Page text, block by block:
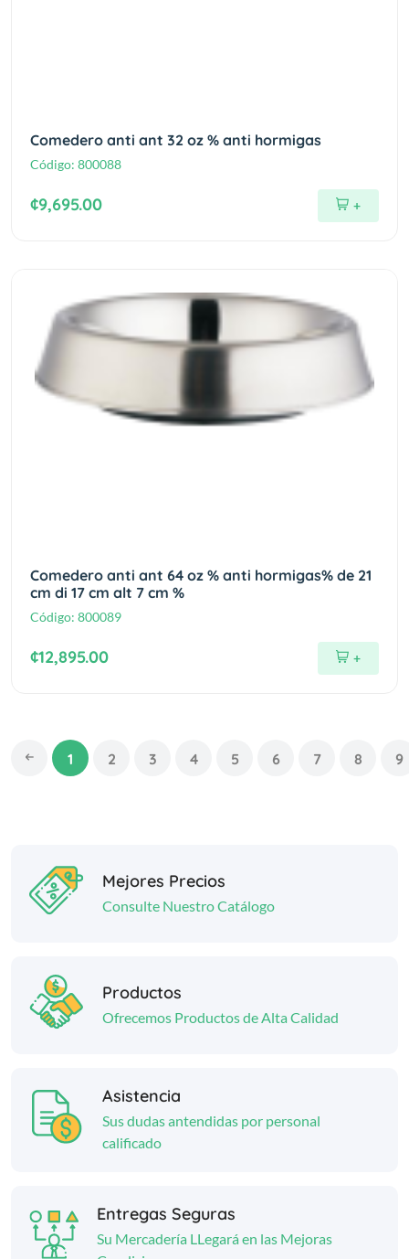
Comedero anti ant 32 oz % anti hormigas
Código: 800088
¢9,695.00 +
Comedero anti ant 64 oz % anti hormigas% de 21
cm di 17 cm alt 7 cm %
Código: 800089
¢12,895.00 +
1 2 3 4 5 6 7 8 9
Mejores Precios
Consulte Nuestro Catálogo
Productos
Ofrecemos Productos de Alta Calidad
Asistencia
Sus dudas antendidas por personal
calificado
Entregas Seguras
Su Mercadería LLegará en las Mejoras